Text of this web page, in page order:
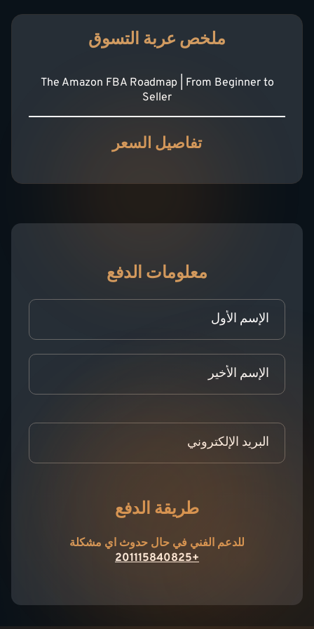
معلومات الدفع
طريقة الدفع
للدعم الفني في حال حدوث اي مشكلة
+201115840825
ملخص عربة التسوق
The Amazon FBA Roadmap | From Beginner to
Seller
تفاصيل السعر